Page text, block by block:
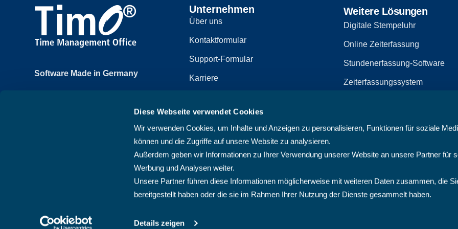
Diese Webseite verwendet Cookies
Wir verwenden Cookies, um Inhalte und Anzeigen zu personalisieren, Funktionen für soziale
können und die Zugriffe auf unsere Website zu analysieren.
Außerdem geben wir Informationen zu Ihrer Verwendung unserer Website an unsere Partner für
Werbung und Analysen weiter.
Unsere Partner führen diese Informationen möglicherweise mit weiteren Daten zusammen, die
bereitgestellt haben oder die sie im Rahmen Ihrer Nutzung der Dienste gesammelt haben.
Details zeigen
Software Made in Germany
61250 Usingen, Deutschland
+49 6081 58600
Unternehmen
Über uns
Kontaktformular
Support-Formular
Karriere
Datenschutzerklärung
Sitemap
AGB
Weitere Lösungen
Digitale Stempeluhr
Online Zeiterfassung
Stundenerfassung-Software
Zeiterfassungssystem
PMO-Software
Cloud Projektmanagement-
Projektplanungssoftware